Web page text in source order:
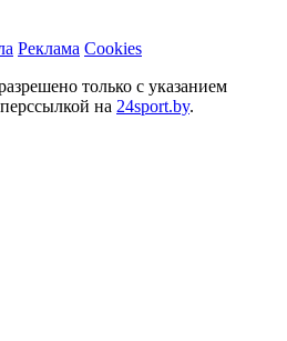
Реклама Cookies
только с указанием
на 24sport.by.